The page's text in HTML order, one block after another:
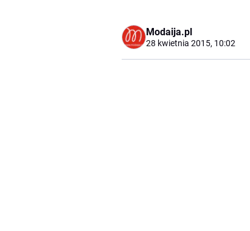
Modaija.pl
28 kwietnia 2015, 10:02